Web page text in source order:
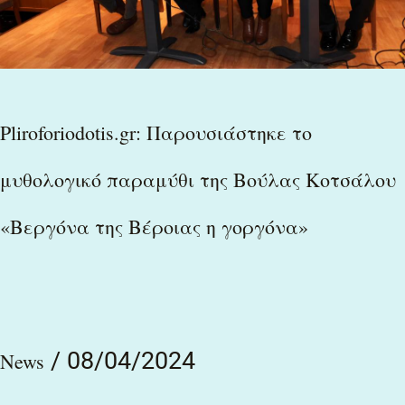
Pliroforiodotis.gr: Παρουσιάστηκε το
μυθολογικό παραμύθι της Βούλας Κοτσάλου
«Βεργόνα της Βέροιας η γοργόνα»
News / 08/04/2024
Βούλας
Κοτσάλου
της
Βέροιας